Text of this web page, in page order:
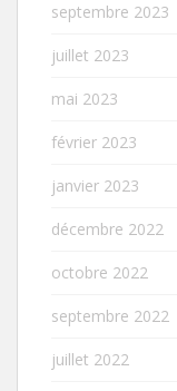
septembre 2023
juillet 2023
mai 2023
février 2023
janvier 2023
décembre 2022
octobre 2022
septembre 2022
juillet 2022